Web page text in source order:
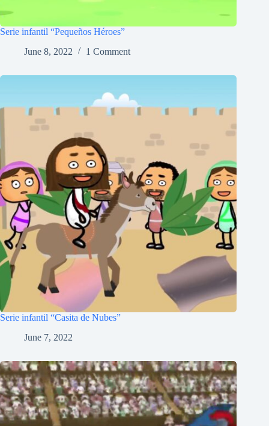
Serie infantil “Pequeños Héroes”
June 8, 2022
1 Comment
Serie infantil “Casita de Nubes”
June 7, 2022